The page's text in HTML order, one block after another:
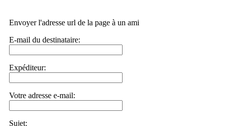
Envoyer l'adresse url de la page à un ami
E-mail du destinataire:
Expéditeur:
Votre adresse e-mail:
Sujet: